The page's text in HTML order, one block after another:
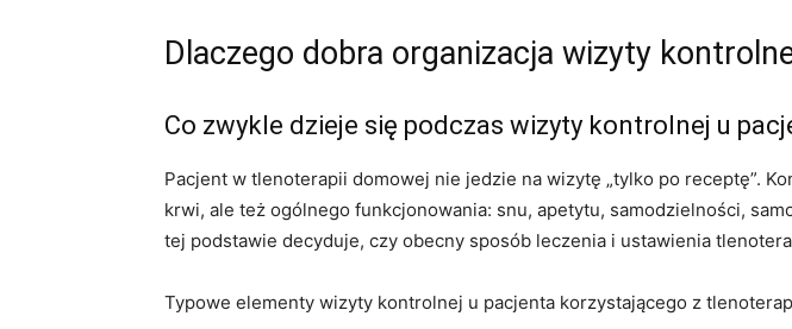
Dlaczego dobra organizacja wizyty
Co zwykle dzieje się podczas wizyty kontrolnej u
Pacjent w tlenoterapii domowej nie jedzie na wizytę „tylko po receptę”.
krwi, ale też ogólnego funkcjonowania: snu, apetytu, samodzielności,
tej podstawie decyduje, czy obecny sposób leczenia i ustawienia
Typowe elementy wizyty kontrolnej u pacjenta korzystającego z